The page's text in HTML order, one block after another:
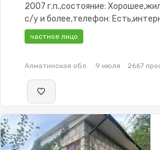
2007 г.п.,состояние:
с/у и более,телефон:
меблирована,Полностью
зона,Детская площадка
частное лицо
Алматинская обл. 9 июля 2667